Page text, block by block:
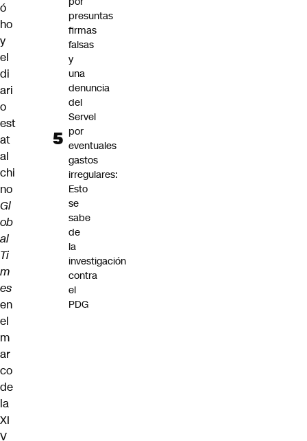
ó
ho
y
el
di
ari
o
est
at
al
chi
no
Gl
ob
al
Ti
m
es
en
el
m
ar
co
de
la
XI
V
presuntas
firmas
falsas
y
una
denuncia
del
Servel
por
eventuales
gastos
irregulares:
Esto
se
sabe
de
la
investigación
contra
el
PDG